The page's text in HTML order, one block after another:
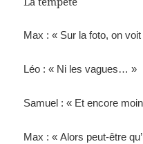
Max : « Sur la foto, on
Léo : « Ni les vagues… »
Samuel : « Et encore
Max : « Alors peut-être